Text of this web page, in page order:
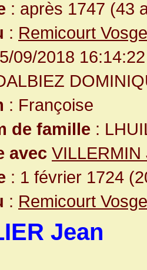
: après 1747 (43
: Remicourt
09/2018 16:14:22
: Françoise
de famille :
avec VILLERMIN
: 1 février 1724
: Remicourt
Jean